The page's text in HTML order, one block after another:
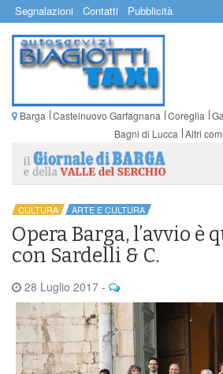
Segnalazioni Contatti Pubblicità
Barga Castelnuovo Garfagnana Coreglia
Bagni di Lucca Altri
CULTURA ARTE E CULTURA
Opera Barga, l’avvio è
con Sardelli & C.
28 Luglio 2017 -